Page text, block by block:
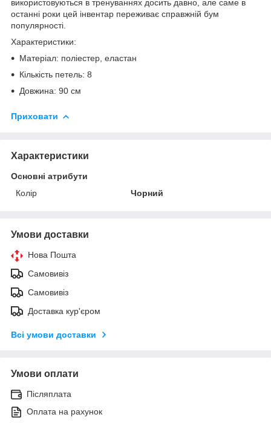
використовуються в тренуваннях досить давно, але саме в
останні роки цей інвентар переживає справжній бум
популярності.
Характеристики:
Матеріал: поліестер, еластан
Кількість петель: 8
Довжина: 90 см
Приховати
Характеристики
Основні атрибути
Колір
Чорний
Умови доставки
Нова Пошта
Самовивіз
Самовивіз
Доставка кур'єром
Всі умови доставки
Умови оплати
Післяплата
Оплата на рахунок